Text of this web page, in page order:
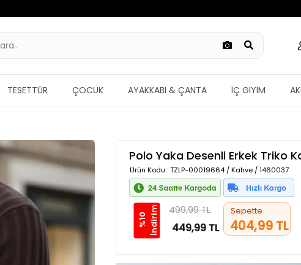
TESETTÜR ÇOCUK AYAKKABI & ÇANTA İÇ GİYİM
Polo Yaka Desenli Erkek Triko
Ürün Kodu : TZLP-00019664 / Kahve / 1460037
%
1
0
İ
n
d
i
r
i m 499,99 TL
449,99 TL
Sepette
404,99 TL